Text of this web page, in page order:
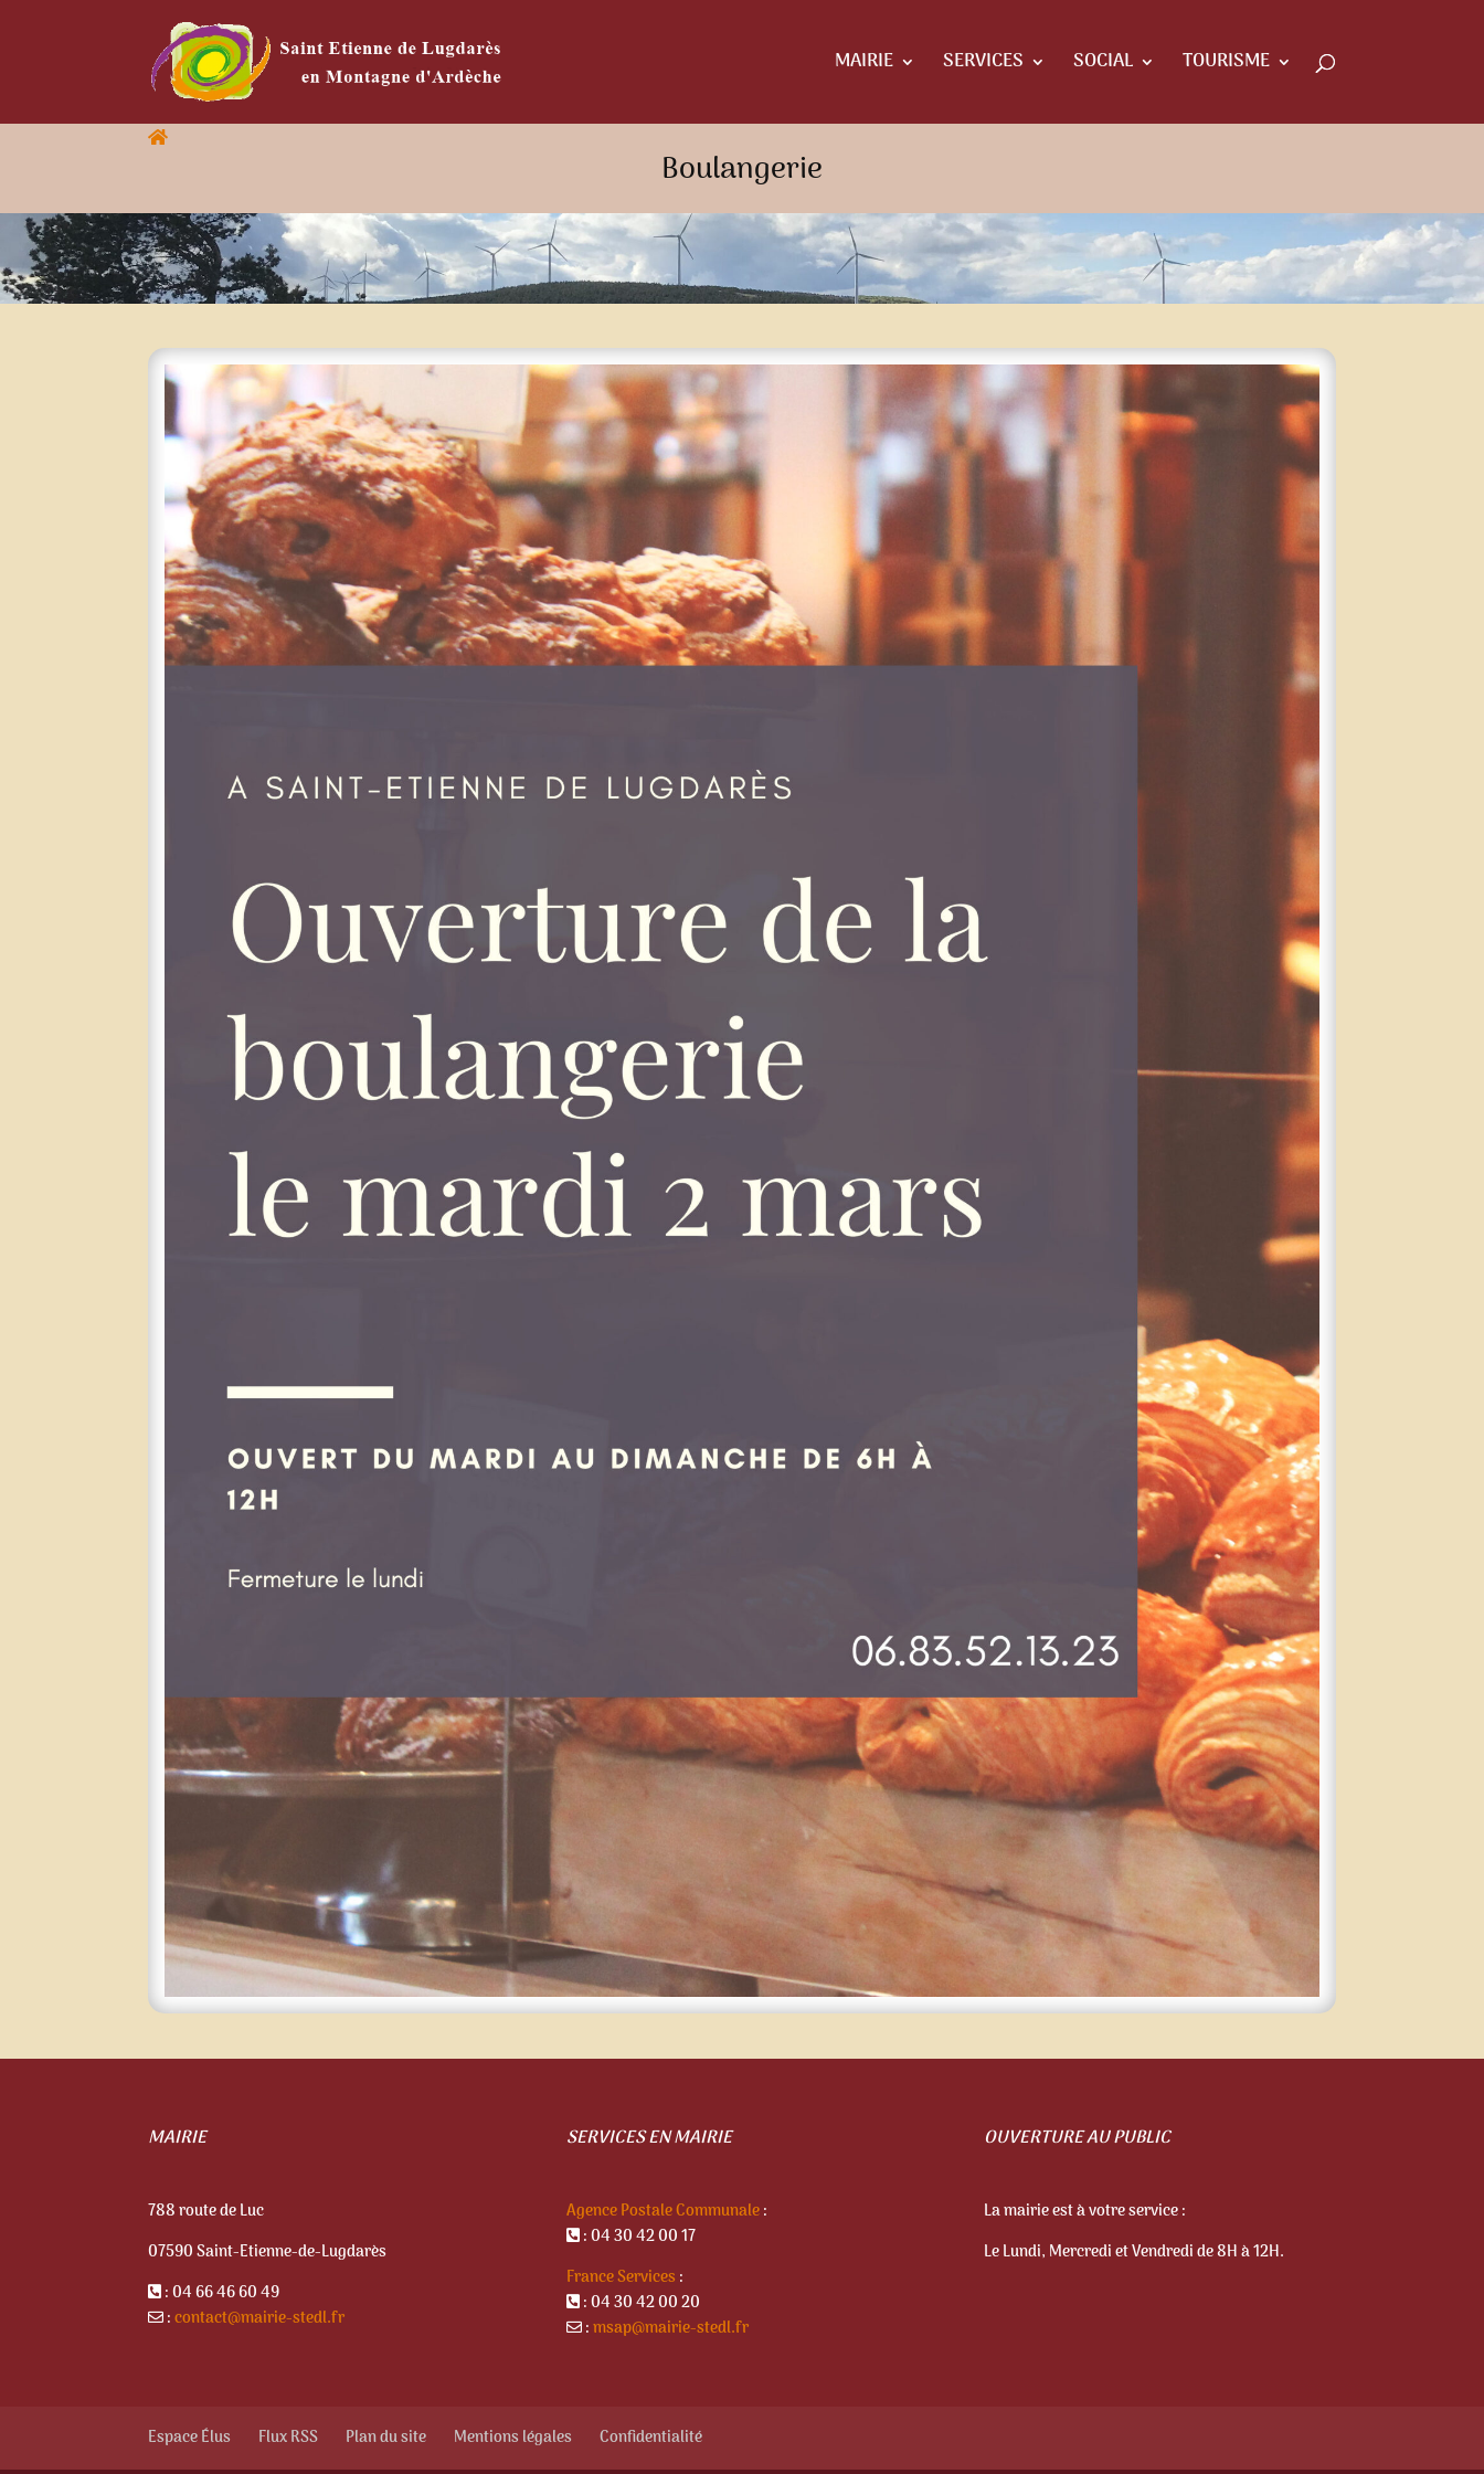
MAIRIE SERVICES SOCIAL TOURISME
Boulangerie
MAIRIE
788 route de Luc
07590 Saint-Etienne-de-Lugdarès
: 04 66 46 60 49
:contact@mairie-stedl.fr
SERVICES EN MAIRIE
Agence Postale Communale:
: 04 30 42 00 17
France Services :
: 04 30 42 00 20
:msap@mairie-stedl.fr
OUVERTURE AU PUBLIC
La mairie est à votre service :
Le Lundi, Mercredi et Vendredi de 8H à 12H.
Espace Élus Flux RSS Plan du site Mentions légales Confidentialité